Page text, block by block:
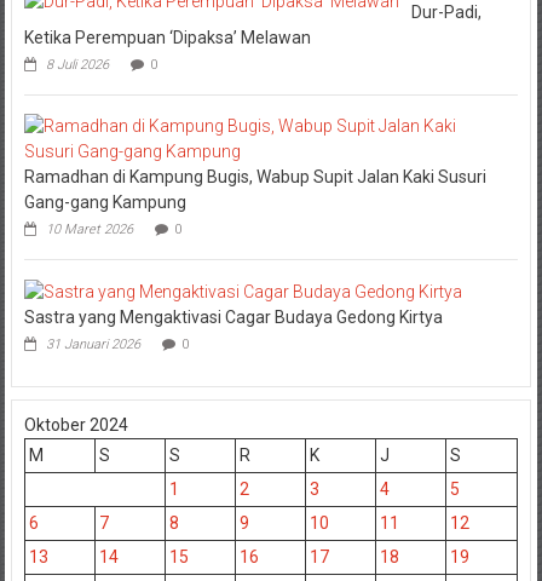
Dur-Padi,
Ketika Perempuan ‘Dipaksa’ Melawan
8 Juli 2026 0
Ramadhan di Kampung Bugis, Wabup Supit Jalan Kaki Susuri
Gang-gang Kampung
10 Maret 2026 0
Sastra yang Mengaktivasi Cagar Budaya Gedong Kirtya
31 Januari 2026 0
Oktober 2024
M
S S R K J
S
1
2 3 4
5
6
7 8 9 10 11
12
13
14 15 16 17 18
19